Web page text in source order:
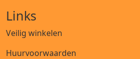
Links
Veilig winkelen
Huurvoorwaarden